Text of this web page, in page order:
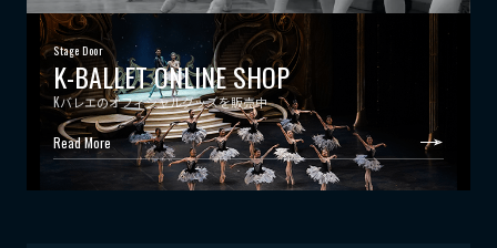
Stage Door
K-BALLET ONLINE SHOP
Kバレエのオフィシャルグッズを販売中
Read More